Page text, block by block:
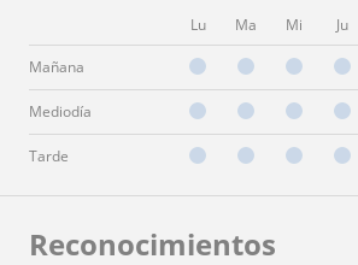
Lu Ma Mi Ju
Mañana
Mediodía
Tarde
Reconocimientos